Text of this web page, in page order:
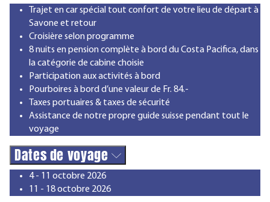
Trajet en car spécial tout confort de votre lieu de départ à
Savone et retour
Croisière selon programme
8 nuits en pension complète à bord du Costa Pacifica, dans
la catégorie de cabine choisie
Participation aux activités à bord
Pourboires à bord d’une valeur de Fr. 84.-
Taxes portuaires & taxes de sécurité
Assistance de notre propre guide suisse pendant tout le
voyage
Dates de voyage
4 - 11 octobre 2026
11 - 18 octobre 2026